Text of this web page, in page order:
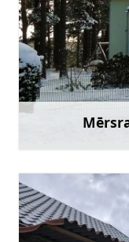
Doties